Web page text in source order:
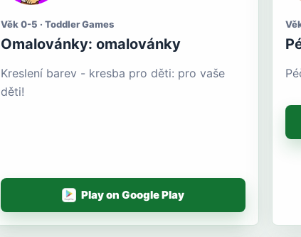
Věk 0-5 · Toddler Games
Omalovánky: omalovánky
Kreslení barev - kresba pro děti: pro vaše
děti!
Play on Google Play